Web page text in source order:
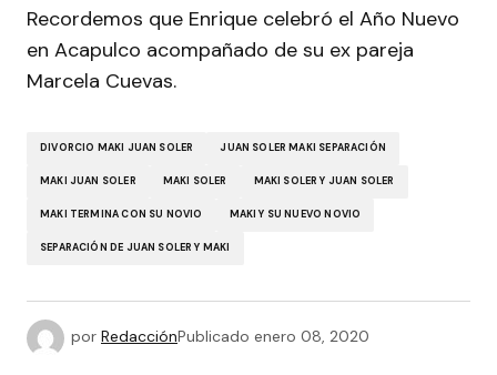
Recordemos que Enrique celebró el Año Nuevo
en Acapulco acompañado de su ex pareja
Marcela Cuevas.
DIVORCIO MAKI JUAN SOLER JUAN SOLER MAKI SEPARACIÓN
MAKI JUAN SOLER MAKI SOLER MAKI SOLER Y JUAN SOLER
MAKI TERMINA CON SU NOVIO MAKI Y SU NUEVO NOVIO
SEPARACIÓN DE JUAN SOLER Y MAKI
por RedacciónPublicado enero 08, 2020